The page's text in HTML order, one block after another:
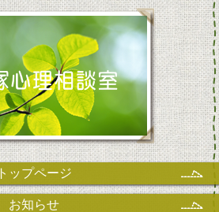
トップページ
お知らせ